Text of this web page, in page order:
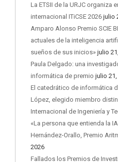
La ETSII de la URJC organiza
internacional ITiCSE 2026 julio
Amparo Alonso Premio SCIE
actuales de la inteligencia
sueños de sus inicios» julio
Paula Delgado: una
informática de premio julio
El catedrático de informática
López, elegido miembro
Internacional de Ingeniería y
«La persona que entienda la
Hernández-Orallo, Premio
2026
Fallados los Premios de